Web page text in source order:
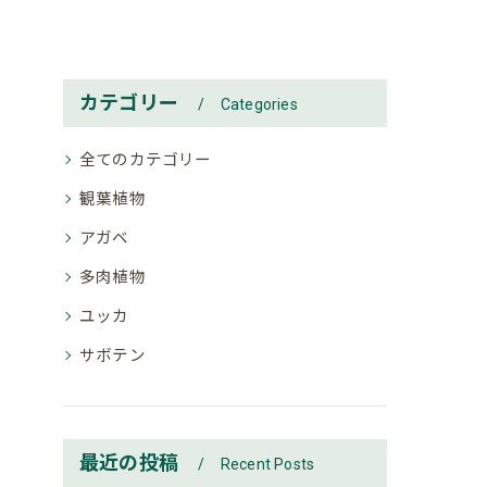
カテゴリー Categories
全てのカテゴリー
観葉植物
アガベ
多肉植物
ユッカ
サボテン
最近の投稿 Recent Posts